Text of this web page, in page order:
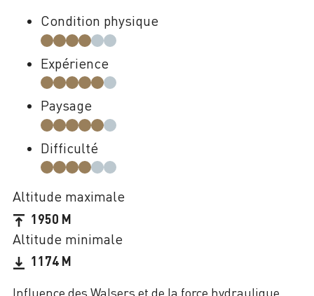
Influence des Walsers et de la force hydraulique
Condition physique
Expérience
Paysage
Difficulté
Altitude maximale
1950 M
Altitude minimale
1174 M